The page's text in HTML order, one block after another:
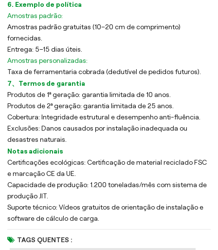
6. Exemplo de política
Amostras padrão:
Amostras padrão gratuitas (10–20 cm de comprimento)
fornecidas.
Entrega: 5–15 dias úteis.
Amostras personalizadas:
Taxa de ferramentaria cobrada (dedutível de pedidos futuros).
7、Termos de garantia
Produtos de 1ª geração: garantia limitada de 10 anos.
Produtos de 2ª geração: garantia limitada de 25 anos.
Cobertura: Integridade estrutural e desempenho anti-fluência.
Exclusões: Danos causados por instalação inadequada ou
desastres naturais.
Notas adicionais
Certificações ecológicas: Certificação de material reciclado FSC
e marcação CE da UE.
Capacidade de produção: 1.200 toneladas/mês com sistema de
produção JIT.
Suporte técnico: Vídeos gratuitos de orientação de instalação e
software de cálculo de carga.
TAGS QUENTES :